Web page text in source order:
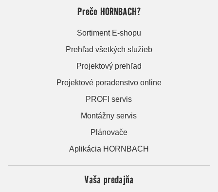
Prečo HORNBACH?
Sortiment E-shopu
Prehľad všetkých služieb
Projektový prehľad
Projektové poradenstvo online
PROFI servis
Montážny servis
Plánovače
Aplikácia HORNBACH
Vaša predajňa